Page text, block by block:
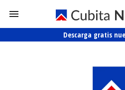
Descarga gratis